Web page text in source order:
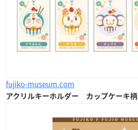
fujiko-museum.com
アクリルキーホルダー カップケーキ柄